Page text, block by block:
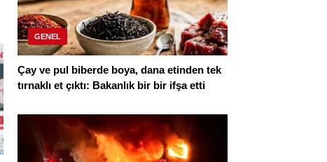
GENEL
Çay ve pul biberde boya, dana etinden tek
tırnaklı et çıktı: Bakanlık bir bir ifşa etti